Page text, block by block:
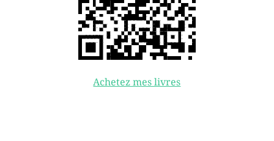
Achetez mes livres